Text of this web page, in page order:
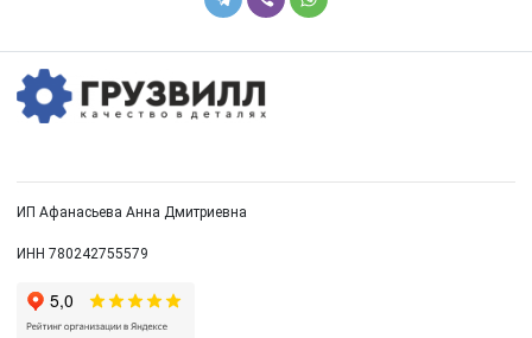
ИП Афанасьева Анна Дмитриевна
ИНН 780242755579